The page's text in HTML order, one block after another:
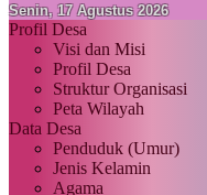
Senin, 17 Agustus 2026
Profil Desa
Visi dan Misi
Profil Desa
Struktur Organisasi
Peta Wilayah
Data Desa
Penduduk (Umur)
Jenis Kelamin
Agama